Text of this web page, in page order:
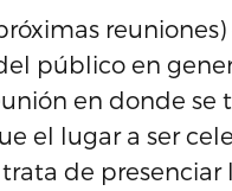
público en
en donde se
el lugar a ser
trata de